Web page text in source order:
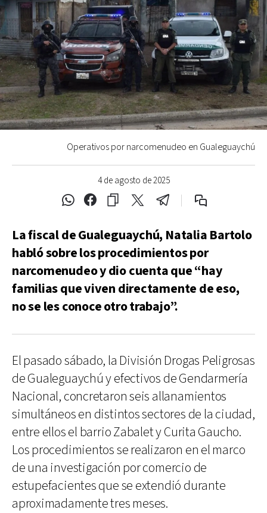
4 de agosto de 2025
Operativos por narcomenudeo en Gualeguaychú
La fiscal de Gualeguaychú, Natalia Bartolo
habló sobre los procedimientos por
narcomenudeo y dio cuenta que “hay
familias que viven directamente de eso,
no se les conoce otro trabajo”.
El pasado sábado, la División Drogas Peligrosas
de Gualeguaychú y efectivos de Gendarmería
Nacional, concretaron seis allanamientos
simultáneos en distintos sectores de la ciudad,
entre ellos el barrio Zabalet y Curita Gaucho.
Los procedimientos se realizaron en el marco
de una investigación por comercio de
estupefacientes que se extendió durante
aproximadamente tres meses.